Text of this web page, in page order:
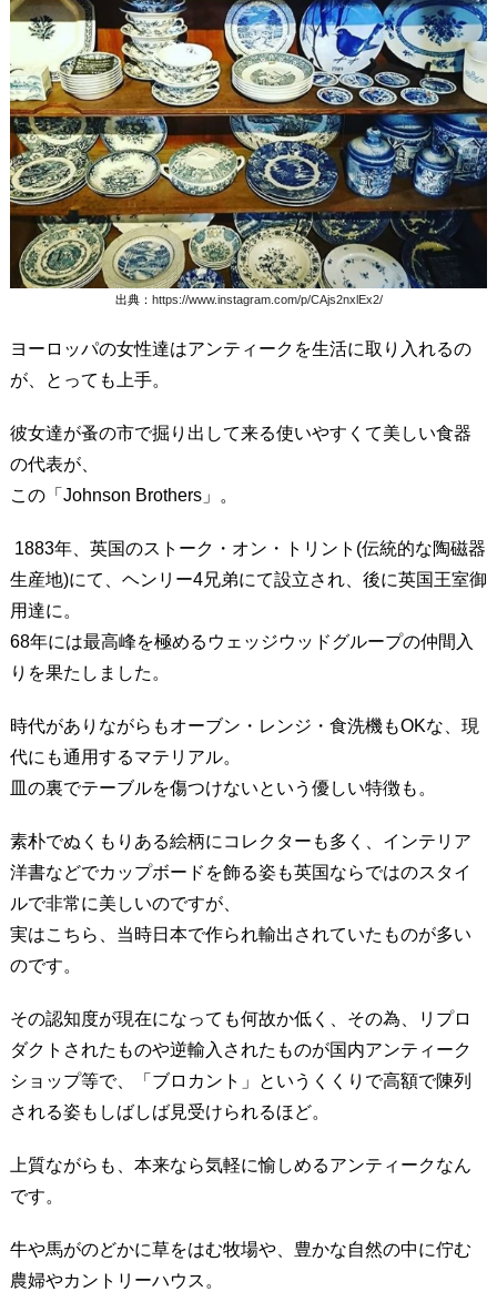
出典： https://www.instagram.com/p/CAjs2nxlEx2/
ヨーロッパの女性達はアンティークを生活に取り入れるの
が、とっても上手。
彼女達が蚤の市で掘り出して来る使いやすくて美しい食器
の代表が、
この「Johnson Brothers」。
1883年、英国のストーク・オン・トリント(伝統的な陶磁器
生産地)にて、ヘンリー4兄弟にて設立され、後に英国王室御
用達に。
68年には最高峰を極めるウェッジウッドグループの仲間入
りを果たしました。
時代がありながらもオーブン・レンジ・食洗機もOKな、現
代にも通用するマテリアル。
皿の裏でテーブルを傷つけないという優しい特徴も。
素朴でぬくもりある絵柄にコレクターも多く、インテリア
洋書などでカップボードを飾る姿も英国ならではのスタイ
ルで非常に美しいのですが、
実はこちら、当時日本で作られ輸出されていたものが多い
のです。
その認知度が現在になっても何故か低く、その為、リプロ
ダクトされたものや逆輸入されたものが国内アンティーク
ショップ等で、「ブロカント」というくくりで高額で陳列
される姿もしばしば見受けられるほど。
上質ながらも、本来なら気軽に愉しめるアンティークなん
です。
牛や馬がのどかに草をはむ牧場や、豊かな自然の中に佇む
農婦やカントリーハウス。